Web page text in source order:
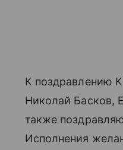
К поздравлению
Николай Басков,
также
Исполнения